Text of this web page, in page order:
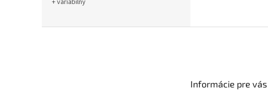
+ variabilný
Informácie pre vás